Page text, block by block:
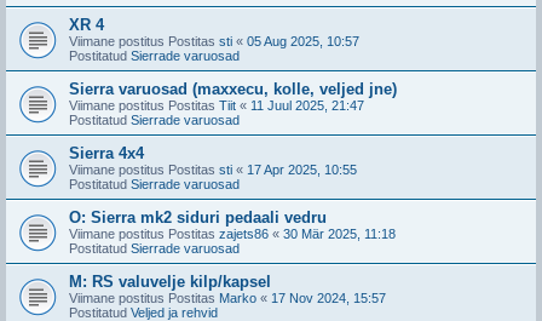
XR 4
Viimane postitus Postitas sti « 05 Aug 2025, 10:57
Postitatud Sierrade varuosad
Sierra varuosad (maxxecu, kolle, veljed jne)
Viimane postitus Postitas Tiit « 11 Juul 2025, 21:47
Postitatud Sierrade varuosad
Sierra 4x4
Viimane postitus Postitas sti « 17 Apr 2025, 10:55
Postitatud Sierrade varuosad
O: Sierra mk2 siduri pedaali vedru
Viimane postitus Postitas zajets86 « 30 Mär 2025, 11:18
Postitatud Sierrade varuosad
M: RS valuvelje kilp/kapsel
Viimane postitus Postitas Marko « 17 Nov 2024, 15:57
Postitatud Veljed ja rehvid